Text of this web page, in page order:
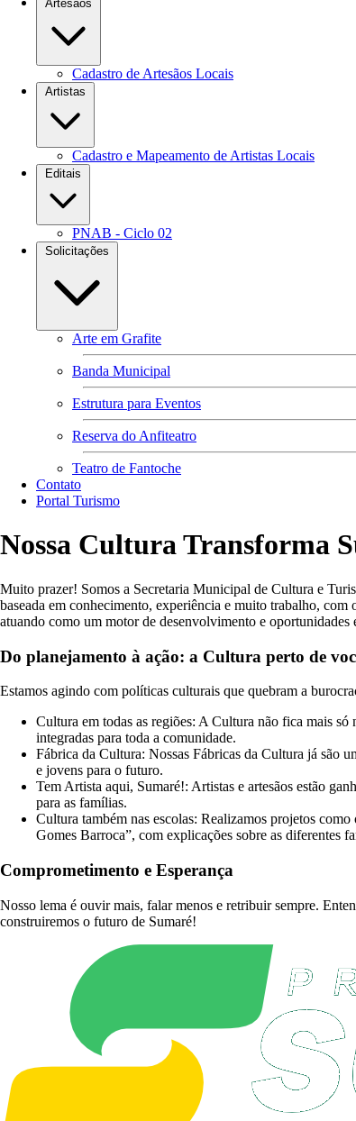
Artesãos
Cadastro de Artesãos Locais
Artistas
Cadastro e Mapeamento de Artistas Locais
Editais
PNAB - Ciclo 02
Solicitações
Arte em Grafite
Banda Municipal
Estrutura para Eventos
Reserva do Anfiteatro
Teatro de Fantoche
Contato
Portal Turismo
Nossa Cultura Transforma
Muito prazer! Somos a Secretaria Municipal de Cultura e
baseada em conhecimento, experiência e muito trabalho, com
atuando como um motor de desenvolvimento e oportunidades
Do planejamento à ação: a Cultura perto de
Estamos agindo com políticas culturais que quebram a
Cultura em todas as regiões: A Cultura não fica mais só
integradas para toda a comunidade.
Fábrica da Cultura: Nossas Fábricas da Cultura já são
e jovens para o futuro.
Tem Artista aqui, Sumaré!: Artistas e artesãos estão
para as famílias.
Cultura também nas escolas: Realizamos projetos
Gomes Barroca”, com explicações sobre as diferentes
Comprometimento e Esperança
Nosso lema é ouvir mais, falar menos e retribuir sempre.
construiremos o futuro de Sumaré!